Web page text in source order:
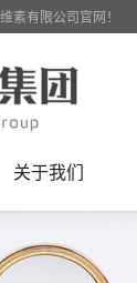
素有限公司官网！
关于我们